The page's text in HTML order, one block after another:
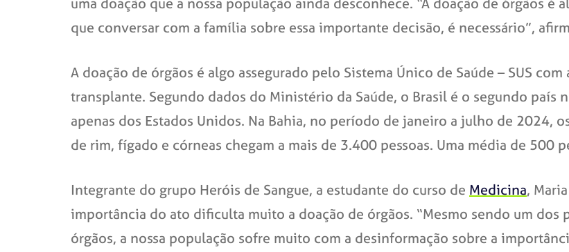
que conversar com a família sobre essa importante decisão, é necessário”,
A doação de órgãos é algo assegurado pelo Sistema Único de Saúde – SUS
transplante. Segundo dados do Ministério da Saúde, o Brasil é o segundo país
apenas dos Estados Unidos. Na Bahia, no período de janeiro a julho de 2024,
de rim, fígado e córneas chegam a mais de 3.400 pessoas. Uma média de 500
Integrante do grupo Heróis de Sangue, a estudante do curso de Medicina,
importância do ato dificulta muito a doação de órgãos. “Mesmo sendo um dos
órgãos, a nossa população sofre muito com a desinformação sobre a